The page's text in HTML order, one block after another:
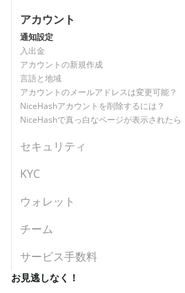
アカウント
通知設定
入出金
アカウントの新規作成
言語と地域
アカウントのメールアドレスは変更可能？
NiceHashアカウントを削除するには？
NiceHashで真っ白なページが表示されたら
セキュリティ
KYC
ウォレット
チーム
サービス手数料
お見逃しなく！